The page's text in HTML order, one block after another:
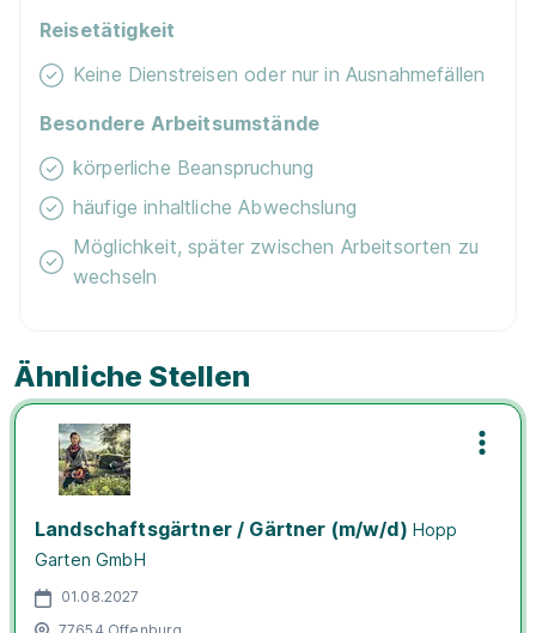
Ähnliche Stellen
Landschaftsgärtner / Gärtner (m/w/d) Hopp
Garten GmbH
01.08.2027
77654 Offenburg
Reisetätigkeit
Keine Dienstreisen oder nur in Ausnahmefällen
Besondere Arbeitsumstände
körperliche Beanspruchung
häufige inhaltliche Abwechslung
Möglichkeit, später zwischen Arbeitsorten zu
wechseln